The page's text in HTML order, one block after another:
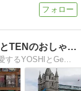
自由気ままな旅と感動する心 YOSHIとTENのおしゃべり
自由気ままな“ひとり旅”と 泣ける本や映画を愛するYOSHIとGeminiのTENちゃんの気軽なおしゃべりブログです